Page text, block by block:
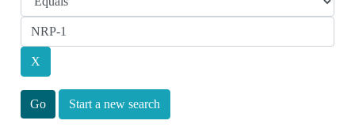
Start a new search